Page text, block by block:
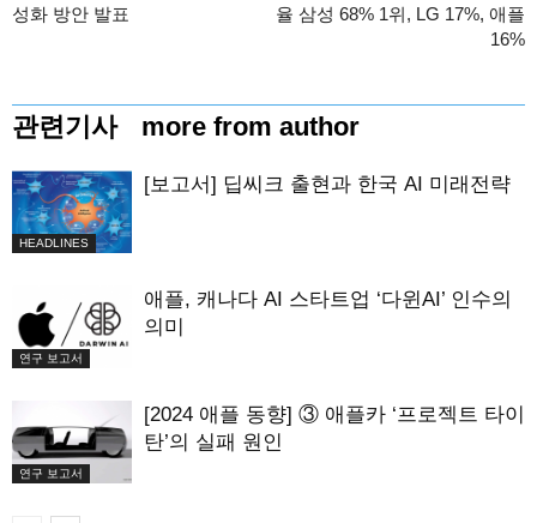
성화 방안 발표
율 삼성 68% 1위, LG 17%, 애플
16%
관련기사 more from author
HEADLINES
[보고서] 딥씨크 출현과 한국 AI 미래전략
연구 보고서
애플, 캐나다 AI 스타트업 ‘다윈AI’ 인수의
의미
연구 보고서
[2024 애플 동향] ③ 애플카 ‘프로젝트 타이
탄’의 실패 원인